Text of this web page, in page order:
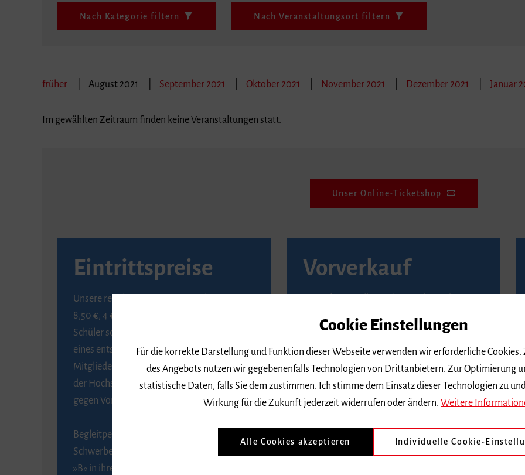
Nach Kategorie filtern Nach Veranstaltungsort filtern
früher August 2021 September 2021 Oktober 2021 November 2021 Dezember 2021 Januar
Im gewählten Zeitraum finden keine Veranstaltungen statt.
Unser Online-Ticketshop
Eintrittspreise
Unsere regulären Eintrittspreise betragen
8,50 €, 4 € ermäßigt für Schülerinnen und
Schüler sowie Studierende gegen Vorlage
eines entsprechenden Nachweises, 6 € für
Mitglieder der Gesellschaft zur Förderung
der Hochschule für Musik Freiburg e. V.
gegen Vorlage des Mitgliedsausweises.
Begleitpersonen von Menschen mit
Schwerbehinderung, die das Merkzeichen
»B« in ihrem Schwerbehindertenausweis
Vorverkauf
Seite von Reservix.
BZ-Kartenservice Freiburg
Kaiser-Joseph-Straße 229
79098 Freiburg
Telefon 0761 4968888 (Reservierungen sind
Cookie Einstellungen
Für die korrekte Darstellung und Funktion dieser Webseite verwenden wir erforderliche
des Angebots nutzen wir gegebenenfalls Technologien von Drittanbietern. Zur Optimierung
statistische Daten, falls Sie dem zustimmen. Ich stimme dem Einsatz dieser Technologien zu
Wirkung für die Zukunft jederzeit widerrufen oder ändern. Weitere
Alle Cookies akzeptieren Individuelle Cookie-